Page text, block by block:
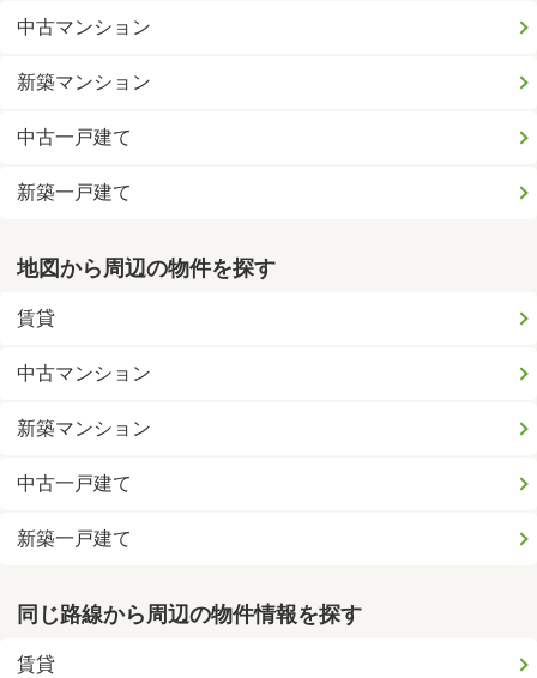
中古マンション
新築マンション
中古一戸建て
新築一戸建て
地図から周辺の物件を探す
賃貸
中古マンション
新築マンション
中古一戸建て
新築一戸建て
同じ路線から周辺の物件情報を探す
賃貸